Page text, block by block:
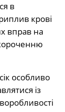
в
крові
вправ на
особливо
із